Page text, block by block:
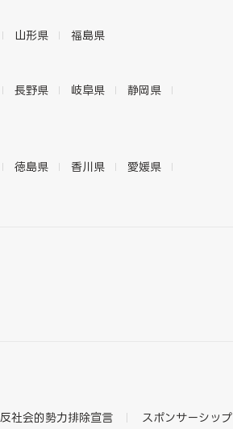
山形県 福島県
長野県 岐阜県
静岡県
徳島県 香川県
愛媛県
反社会的勢力排除宣言 スポンサーシップ